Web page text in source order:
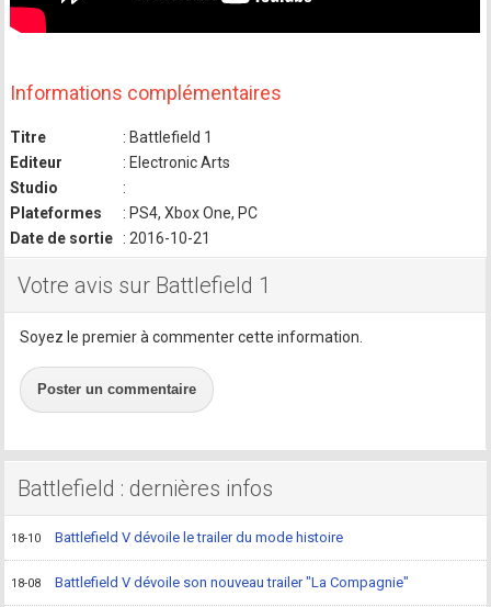
Informations complémentaires
Titre
: Battlefield 1
Editeur
: Electronic Arts
Studio
:
Plateformes
: PS4, Xbox One, PC
Date de sortie
: 2016-10-21
Votre avis sur Battlefield 1
Soyez le premier à commenter cette information.
Poster un commentaire
Battlefield : dernières infos
18-10 Battlefield V dévoile le trailer du mode histoire
18-08 Battlefield V dévoile son nouveau trailer "La Compagnie"